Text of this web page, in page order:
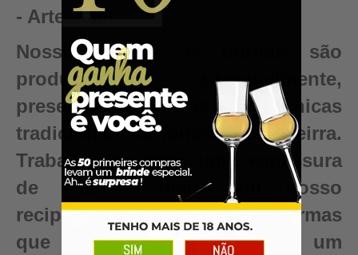
- Artesanal
Nossos barris e dornas são
produzidos artesanalmente,
preservando as técnicas
tradicionais da Tanoaria Brasileirra.
Trabalhamos com uma espessura
de madeira maior em nosso
recipientes para garantir reformas
que renovam seu barril para um